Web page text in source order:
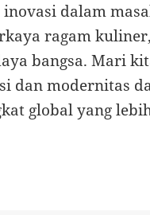
dalam
ragam
bangsa. Mari
dan modernitas
global yang